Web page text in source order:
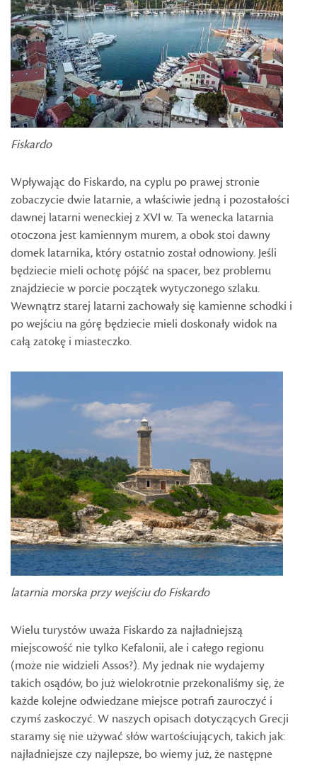
Fiskardo
Wpływając do Fiskardo, na cyplu po prawej stronie
zobaczycie dwie latarnie, a właściwie jedną i pozostałości
dawnej latarni weneckiej z XVI w. Ta wenecka latarnia
otoczona jest kamiennym murem, a obok stoi dawny
domek latarnika, który ostatnio został odnowiony. Jeśli
będziecie mieli ochotę pójść na spacer, bez problemu
znajdziecie w porcie początek wytyczonego szlaku.
Wewnątrz starej latarni zachowały się kamienne schodki i
po wejściu na górę będziecie mieli doskonały widok na
całą zatokę i miasteczko.
latarnia morska przy wejściu do Fiskardo
Wielu turystów uważa Fiskardo za najładniejszą
miejscowość nie tylko Kefalonii, ale i całego regionu
(może nie widzieli Assos?). My jednak nie wydajemy
takich osądów, bo już wielokrotnie przekonaliśmy się, że
każde kolejne odwiedzane miejsce potrafi zauroczyć i
czymś zaskoczyć. W naszych opisach dotyczących Grecji
staramy się nie używać słów wartościujących, takich jak:
najładniejsze czy najlepsze, bo wiemy już, że następne